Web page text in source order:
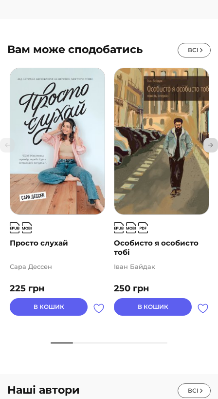
Вам може сподобатись ВСІ
Просто слухай
225 грн
Сара Дессен
В КОШИК
Особисто я особисто
тобі
250 грн
Іван Байдак
В КОШИК
Наші автори ВСІ